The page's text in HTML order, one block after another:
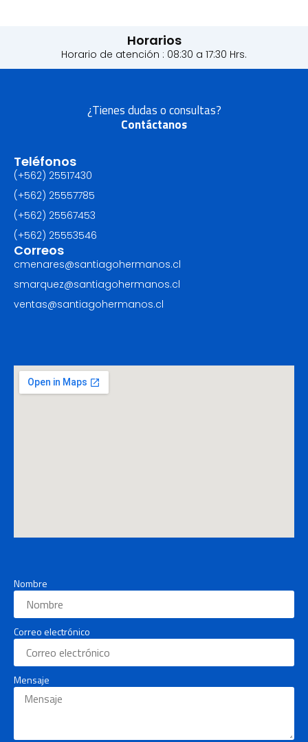
Horarios
Horario de atención : 08:30 a 17:30 Hrs.
¿Tienes dudas o consultas?
Contáctanos
Teléfonos
(+562) 25517430‬
(+562) 25557785
(+562) 25567453‬
(+562) ‪25553546
Correos
cmenares@santiagohermanos.cl
smarquez@santiagohermanos.cl
ventas@santiagohermanos.cl
Nombre
Correo electrónico
Mensaje